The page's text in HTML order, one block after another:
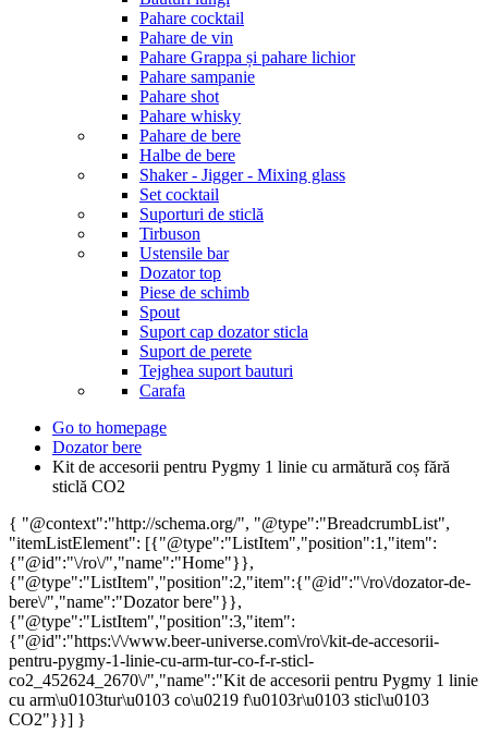
Pahare cocktail
Pahare de vin
Pahare Grappa și pahare lichior
Pahare sampanie
Pahare shot
Pahare whisky
Pahare de bere
Halbe de bere
Shaker - Jigger - Mixing glass
Set cocktail
Suporturi de sticlă
Tirbuson
Ustensile bar
Dozator top
Piese de schimb
Spout
Suport cap dozator sticla
Suport de perete
Tejghea suport bauturi
Сarafa
Go to homepage
Dozator bere
Kit de accesorii pentru Pygmy 1 linie cu armătură coș fără
sticlă CO2
{ "@context":"http://schema.org/", "@type":"BreadcrumbList",
"itemListElement": [{"@type":"ListItem","position":1,"item":
{"@id":"\/ro\/","name":"Home"}},
{"@type":"ListItem","position":2,"item":{"@id":"\/ro\/dozator-de-
bere\/","name":"Dozator bere"}},
{"@type":"ListItem","position":3,"item":
{"@id":"https:\/\/www.beer-universe.com\/ro\/kit-de-accesorii-
pentru-pygmy-1-linie-cu-arm-tur-co-f-r-sticl-
co2_452624_2670\/","name":"Kit de accesorii pentru Pygmy 1 linie
cu arm\u0103tur\u0103 co\u0219 f\u0103r\u0103 sticl\u0103
CO2"}}] }